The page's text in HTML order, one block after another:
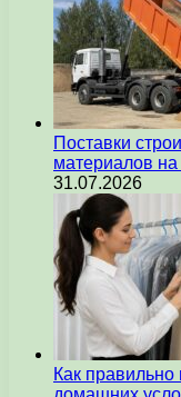
Поставки
материалов на
31.07.2026
Как правильно